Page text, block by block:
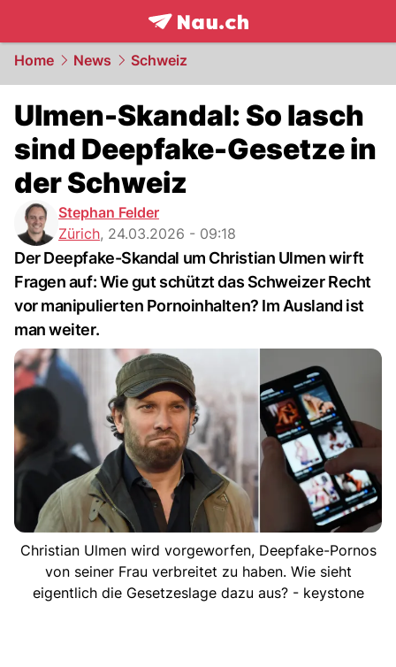
frontpage.NAU.ch
Home News Schweiz
Ulmen-Skandal: So lasch
sind Deepfake-Gesetze in
der Schweiz
Stephan Felder
Zürich, 24.03.2026 - 09:18
Der Deepfake-Skandal um Christian Ulmen wirft
Fragen auf: Wie gut schützt das Schweizer Recht
vor manipulierten Pornoinhalten? Im Ausland ist
man weiter.
Christian Ulmen wird vorgeworfen, Deepfake-Pornos
von seiner Frau verbreitet zu haben. Wie sieht
eigentlich die Gesetzeslage dazu aus? - keystone